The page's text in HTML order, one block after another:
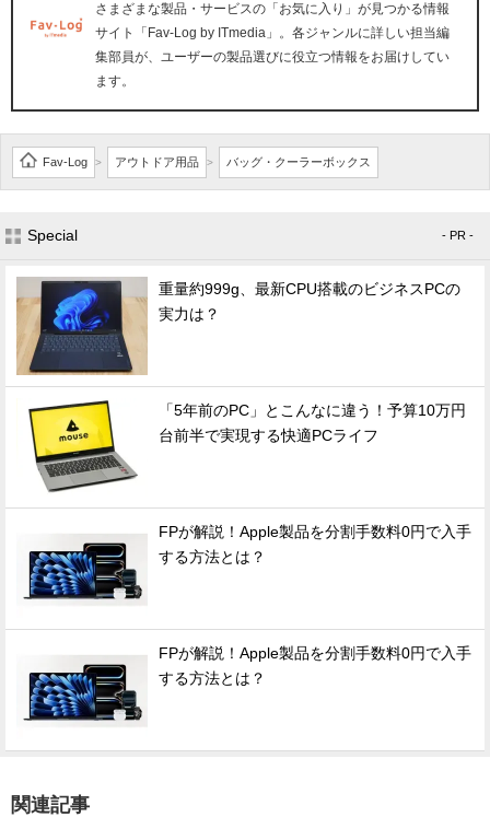
さまざまな製品・サービスの「お気に入り」が見つかる情報
サイト「Fav-Log by ITmedia」。各ジャンルに詳しい担当編
集部員が、ユーザーの製品選びに役立つ情報をお届けしてい
ます。
Fav-Log > アウトドア用品 > バッグ・クーラーボックス
Special - PR -
重量約999g、最新CPU搭載のビジネスPCの
実力は？
「5年前のPC」とこんなに違う！予算10万円
台前半で実現する快適PCライフ
FPが解説！Apple製品を分割手数料0円で入手
する方法とは？
FPが解説！Apple製品を分割手数料0円で入手
する方法とは？
関連記事